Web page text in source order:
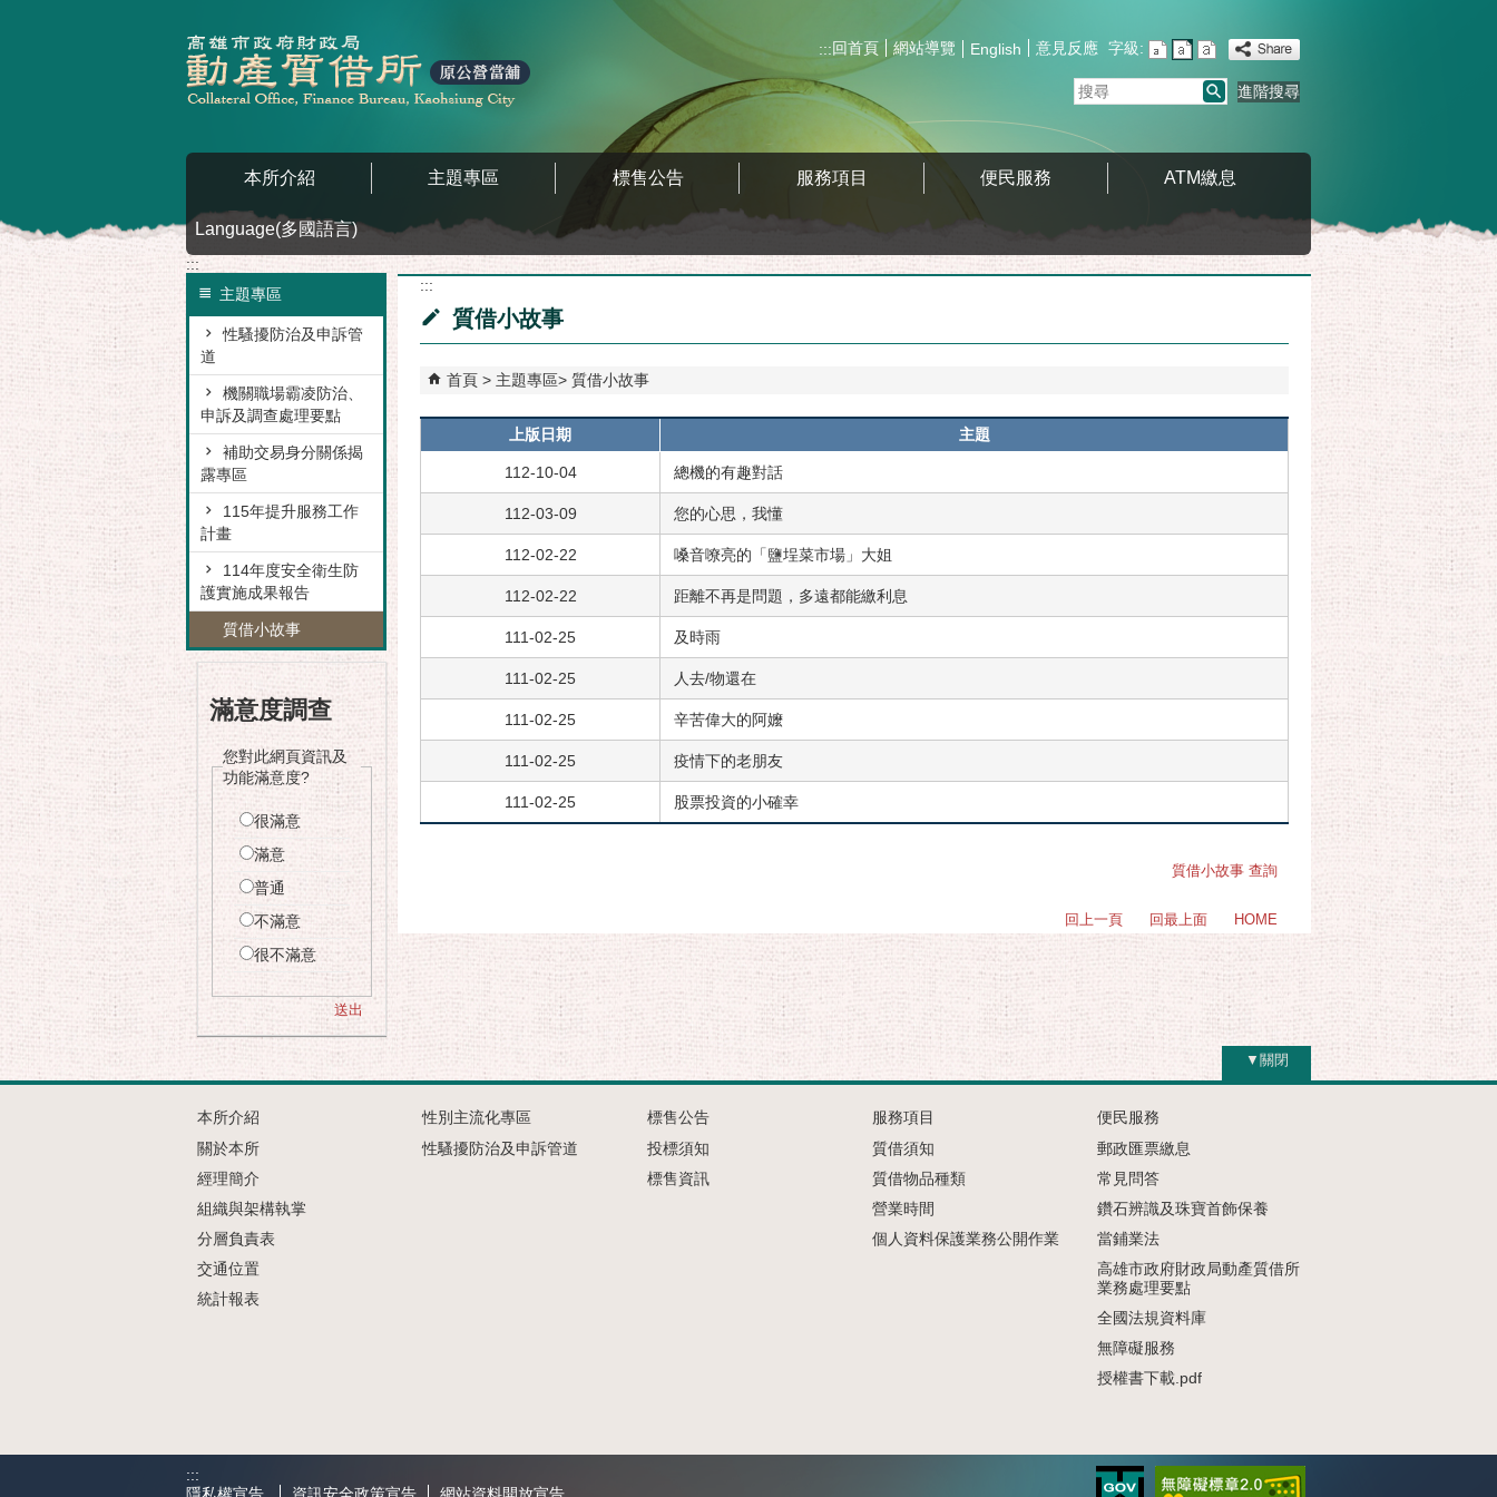
:::回首頁 網站導覽 English 意見反應 字級:
搜
進階搜尋
本所介紹 主題專區 標售公告 服務項目 便民服務 ATM繳息
Language(多國語言)
:::
主題專區
性騷擾防治及申訴管
道
機關職場霸凌防治、
申訴及調查處理要點
補助交易身分關係揭
露專區
115年提升服務工作
計畫
114年度安全衛生防
護實施成果報告
質借小故事
滿意度調查
您對此網頁資訊及
功能滿意度?
很滿意
滿意
普通
不滿意
很不滿意
:::
質借小故事
首頁 主題專區 質借小故事
上版日期 主題
112-10-04 總機的有趣對話
112-03-09 您的心思，我懂
112-02-22 嗓音嘹亮的「鹽埕菜市場」大姐
112-02-22 距離不再是問題，多遠都能繳利息
111-02-25 及時雨
111-02-25 人去/物還在
111-02-25 辛苦偉大的阿嬤
111-02-25 疫情下的老朋友
111-02-25 股票投資的小確幸
質借小故事 查詢
回上一頁 回最上面 HOME
▼關閉
本所介紹
關於本所
經理簡介
組織與架構執掌
分層負責表
交通位置
統計報表
性別主流化專區
性騷擾防治及申訴管道
標售公告
投標須知
標售資訊
服務項目
質借須知
質借物品種類
營業時間
個人資料保護業務公開作業
便民服務
郵政匯票繳息
常見問答
鑽石辨識及珠寶首飾保養
當鋪業法
高雄市政府財政局動產質借所
業務處理要點
全國法規資料庫
無障礙服務
授權書下載.pdf
:::
隱私權宣告
資訊安全政策宣告 網站資料開放宣告